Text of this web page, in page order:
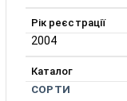
Рік реєстрації
2004
Каталог
СОРТИ